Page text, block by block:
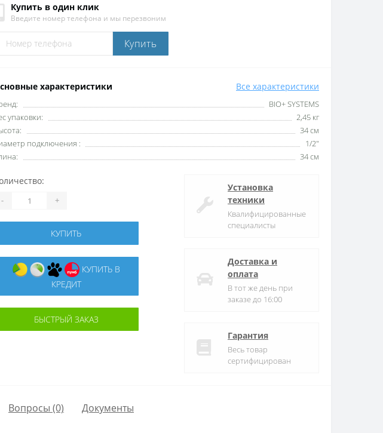
Купить в один клик
Введите номер телефона и мы перезвоним
Купить
характеристики Все характеристики
BIO+ SYSTEMS
упаковки:
2,45 кг
34 см
подключения :
1/2″
34 см
- +
КУПИТЬ
КУПИТЬ В
КРЕДИТ
БЫСТРЫЙ ЗАКАЗ
Установка
техники
Квалифицированные
специалисты
Доставка и
оплата
В тот же день при
заказе до 16:00
Гарантия
Весь товар
сертифицирован
Вопросы (0) Документы